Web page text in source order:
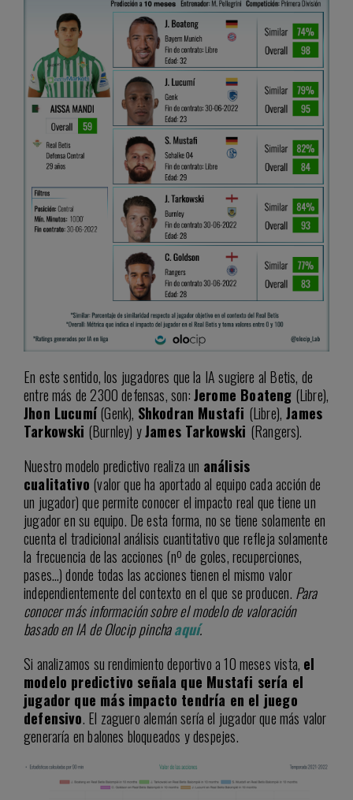
En este sentido, los jugadores que la IA sugiere al Betis, de
entre más de 2300 defensas, son:Jerome Boateng (Libre),
Jhon Lucumí(Genk), Shkodran Mustafi (Libre), James
Tarkowski (Burnley) yJames Tarkowski (Rangers).
Nuestro modelo predictivo realiza un análisis
cualitativo (valor que ha aportado al equipo cada acción de
un jugador) que permite conocer el impacto real que tiene un
jugador en su equipo. De esta forma, no se tiene solamente en
cuenta el tradicional análisis cuantitativo que refleja solamente
la frecuencia de las acciones (nº de goles, recuperciones,
pases…) donde todas las acciones tienen el mismo valor
independientemente del contexto en el que se producen. Para
conocer más información sobre el modelo de valoración
basado en IA de Olocip pinchaaquí.
Si analizamos su rendimiento deportivo a 10 meses vista, el
modelo predictivo señala que Mustafi sería el
jugador que más impacto tendría en el juego
defensivo. El zaguero alemán sería el jugador que más valor
generaría en balones bloqueados y despejes.